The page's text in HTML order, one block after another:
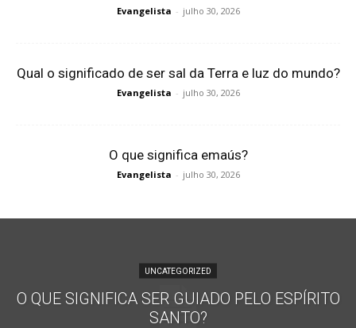
Evangelista - julho 30, 2026
Qual o significado de ser sal da Terra e luz do mundo?
Evangelista - julho 30, 2026
O que significa emaús?
Evangelista - julho 30, 2026
UNCATEGORIZED
O QUE SIGNIFICA SER GUIADO PELO ESPÍRITO
SANTO?